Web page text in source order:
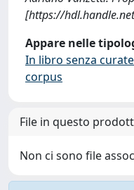
[https://
Appare nelle
In libro senza
corpus
File in questo
Non ci sono file